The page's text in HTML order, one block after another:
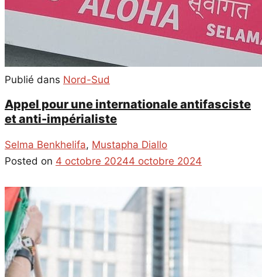
Publié dans Nord-Sud
Appel pour une internationale antifasciste
et anti-impérialiste
Selma Benkhelifa, Mustapha Diallo
Posted on 4 octobre 20244 octobre 2024